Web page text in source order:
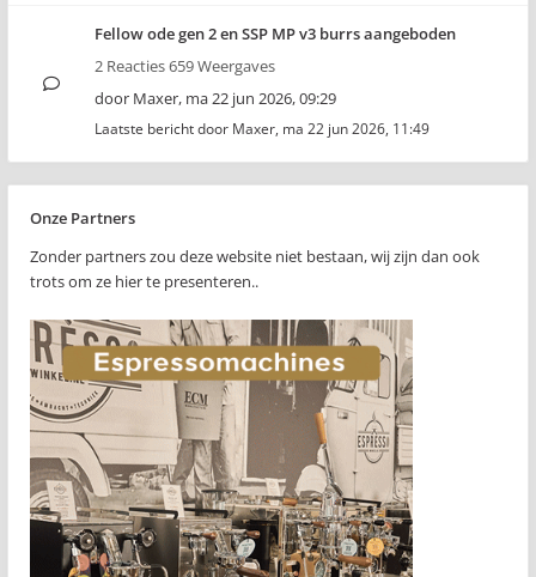
Fellow ode gen 2 en SSP MP v3 burrs aangeboden
2 Reacties 659 Weergaves
door Maxer, ma 22 jun 2026, 09:29
Laatste bericht door Maxer, ma 22 jun 2026, 11:49
Onze Partners
Zonder partners zou deze website niet bestaan, wij zijn dan ook
trots om ze hier te presenteren..